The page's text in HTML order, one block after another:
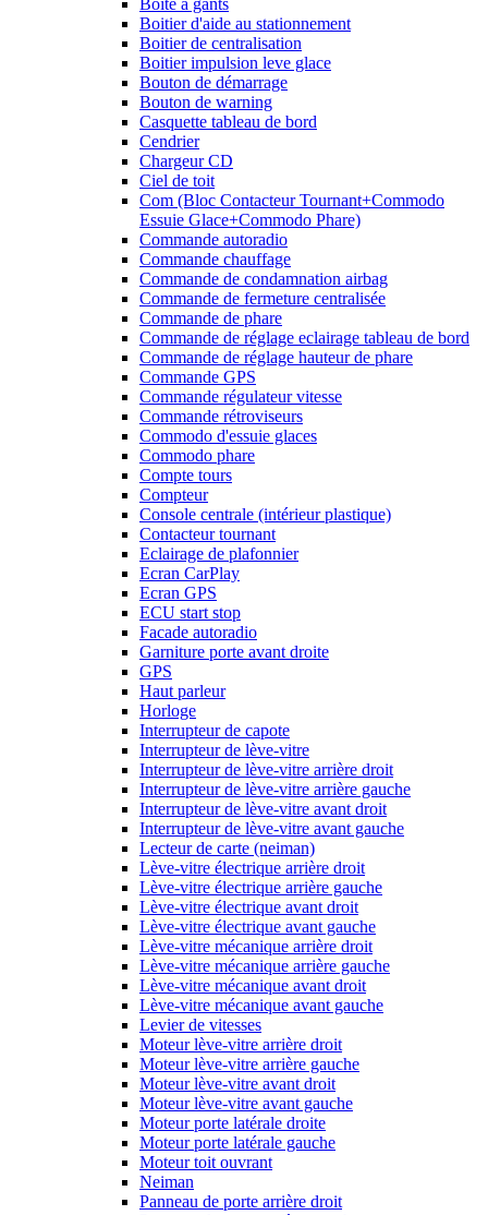
Boite à gants
Boitier d'aide au stationnement
Boitier de centralisation
Boitier impulsion leve glace
Bouton de démarrage
Bouton de warning
Casquette tableau de bord
Cendrier
Chargeur CD
Ciel de toit
Com (Bloc Contacteur Tournant+Commodo
Essuie Glace+Commodo Phare)
Commande autoradio
Commande chauffage
Commande de condamnation airbag
Commande de fermeture centralisée
Commande de phare
Commande de réglage eclairage tableau de bord
Commande de réglage hauteur de phare
Commande GPS
Commande régulateur vitesse
Commande rétroviseurs
Commodo d'essuie glaces
Commodo phare
Compte tours
Compteur
Console centrale (intérieur plastique)
Contacteur tournant
Eclairage de plafonnier
Ecran CarPlay
Ecran GPS
ECU start stop
Facade autoradio
Garniture porte avant droite
GPS
Haut parleur
Horloge
Interrupteur de capote
Interrupteur de lève-vitre
Interrupteur de lève-vitre arrière droit
Interrupteur de lève-vitre arrière gauche
Interrupteur de lève-vitre avant droit
Interrupteur de lève-vitre avant gauche
Lecteur de carte (neiman)
Lève-vitre électrique arrière droit
Lève-vitre électrique arrière gauche
Lève-vitre électrique avant droit
Lève-vitre électrique avant gauche
Lève-vitre mécanique arrière droit
Lève-vitre mécanique arrière gauche
Lève-vitre mécanique avant droit
Lève-vitre mécanique avant gauche
Levier de vitesses
Moteur lève-vitre arrière droit
Moteur lève-vitre arrière gauche
Moteur lève-vitre avant droit
Moteur lève-vitre avant gauche
Moteur porte latérale droite
Moteur porte latérale gauche
Moteur toit ouvrant
Neiman
Panneau de porte arrière droit